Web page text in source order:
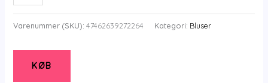
Neuf
-
-
Pnlotte
-
Varenummer (SKU): 47462639272264 Kategori: Bluser
KØB